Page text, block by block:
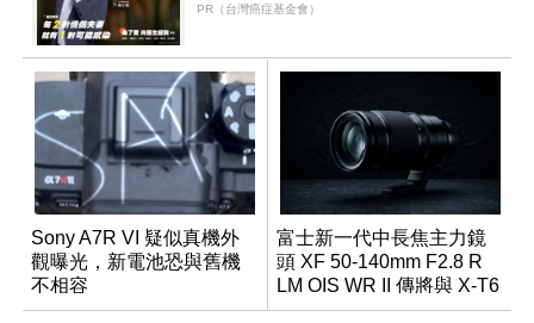
PR（台灣癌症基金會）
Sony A7R VI 疑似真機外
觀曝光，新電池恐與舊機
不相容
富士新一代中長焦主力鏡
頭 XF 50-140mm F2.8 R
LM OIS WR II 傳將與 X-T6
同步亮相